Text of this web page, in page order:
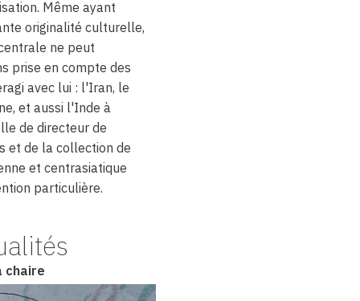
Même ayant
originalité culturelle,
ne peut
prise en compte des
avec lui : l'Iran, le
et aussi l'Inde à
de directeur de
et de la collection de
et centrasiatique
particulière.
chaire